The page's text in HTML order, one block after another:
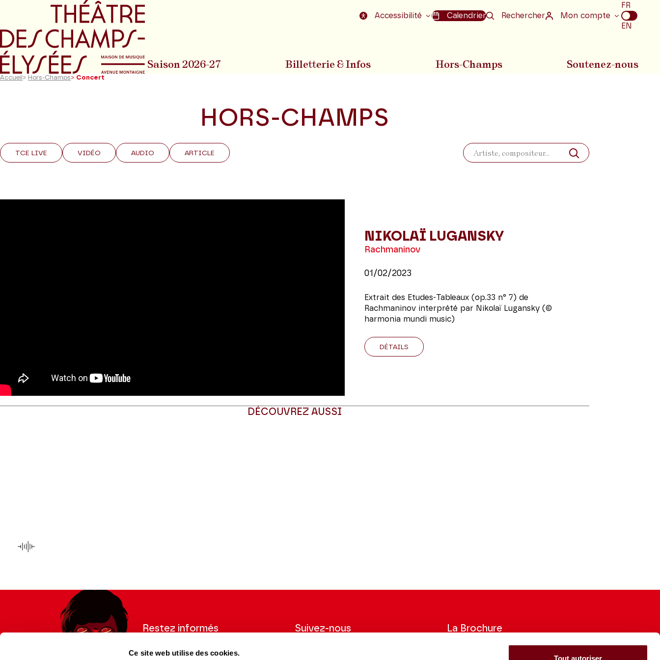
Ce site web utilise des cookies.
Tout autoriser
Aller au menu principal Aller au pied de la page Accessibilité Calendrier Rechercher Mon compte
Choix
de
la
FR
EN
Saison 2026-27 Billetterie & Infos Hors-Champs Soutenez-nous
Accueil > Hors-Champs> Concert
HORS-CHAMPS
TCE LIVE VIDÉO AUDIO ARTICLE
Rechercher
NIKOLAÏ LUGANSKY
Rachmaninov
01/02/2023
Extrait des Etudes-Tableaux (op.33 n° 7) de
Rachmaninov interprété par Nikolaï Lugansky (©
harmonia mundi music)
DÉTAILS
DÉCOUVREZ AUSSI
Restez informés
recevoir les informations du Théâtre.
Suivez-nous La Brochure
Consultez la Brochure 2026-27